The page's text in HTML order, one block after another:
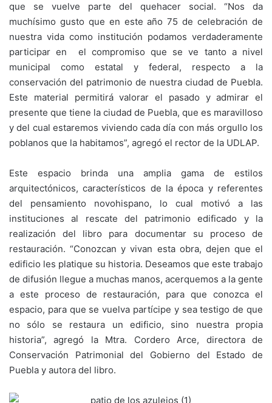
que se vuelve parte del quehacer social. “Nos da
muchísimo gusto que en este año 75 de celebración de
nuestra vida como institución podamos verdaderamente
participar en el compromiso que se ve tanto a nivel
municipal como estatal y federal, respecto a la
conservación del patrimonio de nuestra ciudad de Puebla.
Este material permitirá valorar el pasado y admirar el
presente que tiene la ciudad de Puebla, que es maravilloso
y del cual estaremos viviendo cada día con más orgullo los
poblanos que la habitamos”, agregó el rector de la UDLAP.
Este espacio brinda una amplia gama de estilos
arquitectónicos, característicos de la época y referentes
del pensamiento novohispano, lo cual motivó a las
instituciones al rescate del patrimonio edificado y la
realización del libro para documentar su proceso de
restauración. “Conozcan y vivan esta obra, dejen que el
edificio les platique su historia. Deseamos que este trabajo
de difusión llegue a muchas manos, acerquemos a la gente
a este proceso de restauración, para que conozca el
espacio, para que se vuelva partícipe y sea testigo de que
no sólo se restaura un edificio, sino nuestra propia
historia”, agregó la Mtra. Cordero Arce, directora de
Conservación Patrimonial del Gobierno del Estado de
Puebla y autora del libro.